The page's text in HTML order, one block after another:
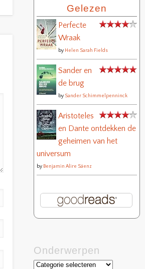
Gelezen
Perfecte
Wraak
by Helen Sarah Fields
Sander en
de brug
by Sander Schimmelpenninck
Aristoteles
en Dante ontdekken de
geheimen van het
universum
by Benjamin Alire Sáenz
Onderwerpen
Onderwerpen